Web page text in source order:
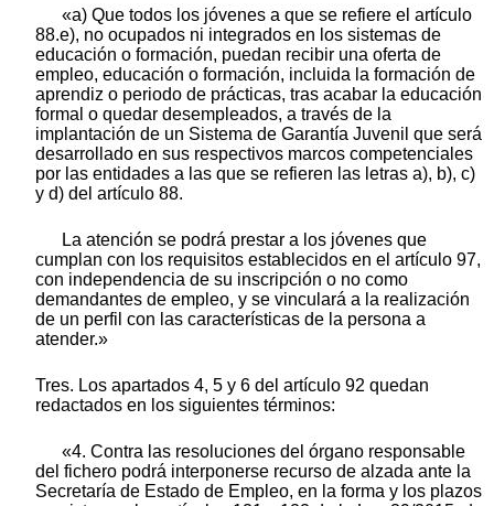
«a) Que todos los jóvenes a que se refiere el artículo
88.e), no ocupados ni integrados en los sistemas de
educación o formación, puedan recibir una oferta de
empleo, educación o formación, incluida la formación de
aprendiz o periodo de prácticas, tras acabar la educación
formal o quedar desempleados, a través de la
implantación de un Sistema de Garantía Juvenil que será
desarrollado en sus respectivos marcos competenciales
por las entidades a las que se refieren las letras a), b), c)
y d) del artículo 88.
La atención se podrá prestar a los jóvenes que
cumplan con los requisitos establecidos en el artículo 97,
con independencia de su inscripción o no como
demandantes de empleo, y se vinculará a la realización
de un perfil con las características de la persona a
atender.»
Tres. Los apartados 4, 5 y 6 del artículo 92 quedan
redactados en los siguientes términos:
«4. Contra las resoluciones del órgano responsable
del fichero podrá interponerse recurso de alzada ante la
Secretaría de Estado de Empleo, en la forma y los plazos